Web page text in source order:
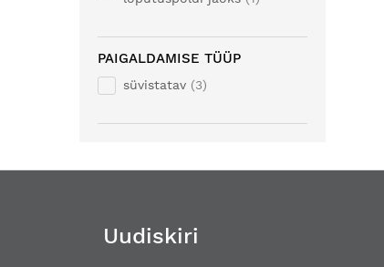
PAIGALDAMISE TÜÜP
süvistatav 3
Uudiskiri